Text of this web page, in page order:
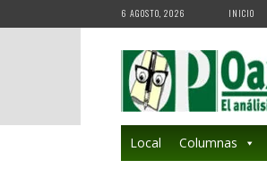
to
6 AGOSTO, 2026 INICIO
Local Columnas